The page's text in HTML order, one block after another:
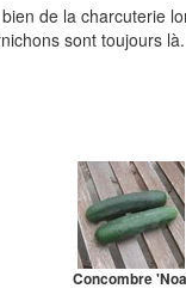
de la charcuterie
sont toujours là.
Concombre